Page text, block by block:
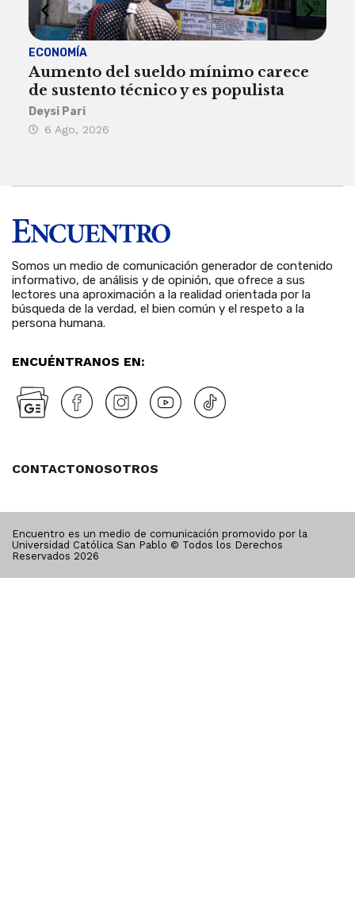
ECONOMÍA
Aumento del sueldo mínimo carece
de sustento técnico y es populista
Deysi Pari
6 Ago, 2026
Somos un medio de comunicación generador de contenido
informativo, de análisis y de opinión, que ofrece a sus
lectores una aproximación a la realidad orientada por la
búsqueda de la verdad, el bien común y el respeto a la
persona humana.
ENCUÉNTRANOS EN:
CONTACTONOSOTROS
Encuentro es un medio de comunicación promovido por la
Universidad Católica San Pablo © Todos los Derechos
Reservados 2026